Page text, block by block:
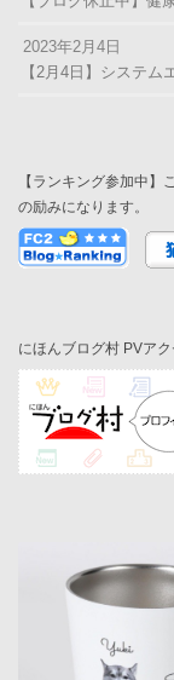
2023年2月4日
【2月4日】システム
【ランキング参加中
の励みになります。
にほんブログ村 PVア